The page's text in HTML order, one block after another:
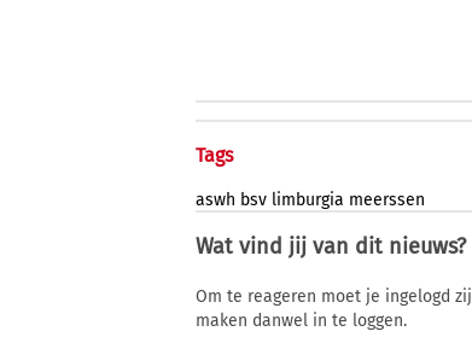
Tags
aswh bsv limburgia meerssen
Wat vind jij van dit nieuws?
Om te reageren moet je ingelogd
maken danwel in te loggen.